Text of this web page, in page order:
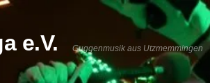
e.V. Guggenmusik aus Utzmemmingen